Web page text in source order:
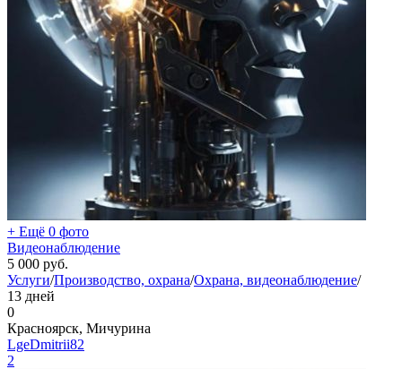
+ Ещё 0 фото
Видеонаблюдение
5 000 руб.
Услуги/Производство, охрана/Охрана, видеонаблюдение/
13 дней
0
Красноярск, Мичурина
LgeDmitrii82
2